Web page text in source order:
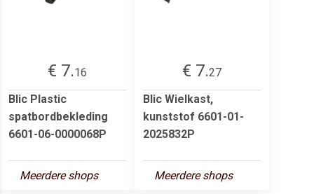
€ 7.16
Blic Plastic
spatbordbekleding
6601-06-0000068P
Meerdere shops
€ 7.27
Blic Wielkast,
kunststof 6601-01-
2025832P
Meerdere shops